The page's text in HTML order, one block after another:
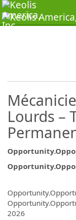
Lourds –
2026